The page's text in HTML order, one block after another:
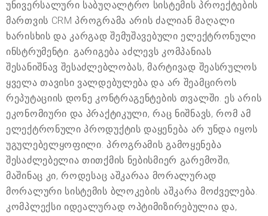
უნივერსალური საბუღალტრო სისტემის პროექტების
მართვის CRM პროგრამა არის ძალიან მაღალი
ხარისხის და კარგად შემუშავებული ელექტრონული
ინსტრუმენტი. გარიგება აძლევს კომპანიას
შესანიშნავ შესაძლებლობას, მარტივად შეასრულოს
ყველა თავისი ვალდებულება და არ შეამციროს
რეპუტაციის დონე კონტრაგენტების თვალში. ეს არის
ეკონომიური და პრაქტიკული, რაც ნიშნავს, რომ ამ
ელექტრონული პროდუქტის დაყენება არ უნდა იყოს
უგულებელყოფილი. პროგრამის გამოყენება
შესაძლებელია თითქმის ნებისმიერ გარემოში,
მაშინაც კი, როდესაც აშკარაა მორალურად
მორალური სისტემის ბლოკების აშკარა მოძველება.
კომპლექსი იდეალურად ოპტიმიზირებულია და,